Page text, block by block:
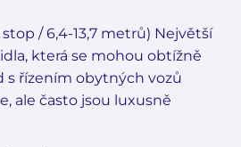
stop / 6,4-13,7 metrů) Největší
která se mohou obtížně
s řízením obytných vozů
ale často jsou luxusně